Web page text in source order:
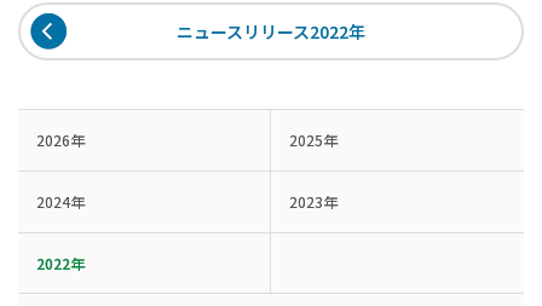
ニュースリリース2022年
2026年 2025年
2024年 2023年
2022年